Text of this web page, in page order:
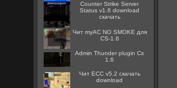
Counter Strike Server
Status v1.6 download
скачать
Чит myAC NO SMOKE для
CS-1.6
Admin Thunder plugin Cs
1.6
Чит ECC v5.2 скачать
download